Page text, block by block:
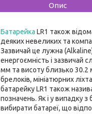
Опис
Батарейка LR1 також
деяких невеликих та
Зазвичай це лужна
енергоємність і зазвичай
мм та висоту близько 30.2
брелоків, мініатюрних
батарейку LR1 також
позначень. Як і у випадку
вибирати батареї, що